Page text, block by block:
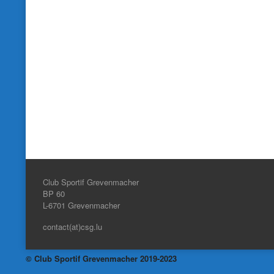
Club Sportif Grevenmacher
BP 60
L-6701 Grevenmacher
contact(at)csg.lu
© Club Sportif Grevenmacher 2019-2023